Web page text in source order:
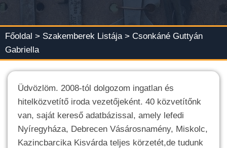
Főoldal > Szakemberek Listája > Csonkáné Guttyán
Gabriella
Üdvözlöm. 2008-tól dolgozom ingatlan és
hitelközvetítő iroda vezetőjeként. 40 közvetítőnk
van, saját kereső adatbázissal, amely lefedi
Nyíregyháza, Debrecen Vásárosnamény, Miskolc,
Kazincbarcika Kisvárda teljes körzetét,de tudunk